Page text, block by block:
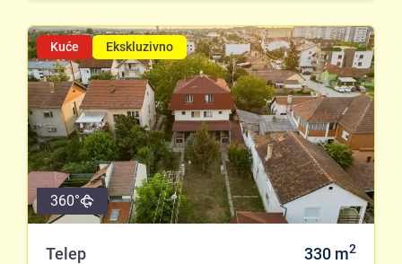
Kuće Ekskluzivno
360°
Telep 330 m2